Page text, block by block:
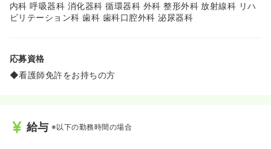
内科 呼吸器科 消化器科 循環器科 外科 整形外科 放射線科 リハ
ビリテーション科 歯科 歯科口腔外科 泌尿器科
応募資格
◆看護師免許をお持ちの方
給与 ※以下の勤務時間の場合